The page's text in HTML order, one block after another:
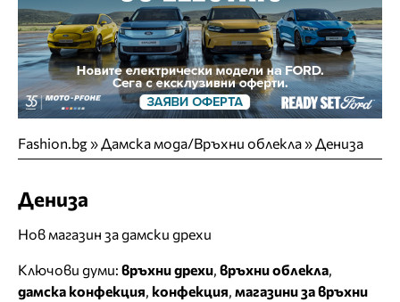
Fashion.bg»Дамска мода/Връхни облекла»Дениза
Дениза
Нов магазин за дамски дрехи
Ключови думи: връхни дрехи връхни облекла
дамска конфекция конфекция магазини за връхни